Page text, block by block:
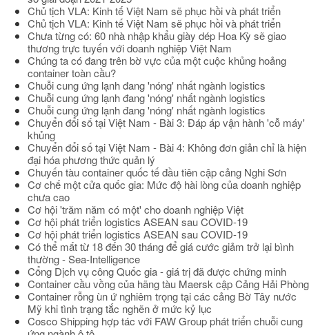
Chủ tịch VLA: Kinh tế Việt Nam sẽ phục hồi và phát triển
Chủ tịch VLA: Kinh tế Việt Nam sẽ phục hồi và phát triển
Chưa từng có: 60 nhà nhập khẩu giày dép Hoa Kỳ sẽ giao
thương trực tuyến với doanh nghiệp Việt Nam
Chúng ta có đang trên bờ vực của một cuộc khủng hoảng
container toàn cầu?
Chuỗi cung ứng lạnh đang 'nóng' nhất ngành logistics
Chuỗi cung ứng lạnh đang 'nóng' nhất ngành logistics
Chuỗi cung ứng lạnh đang 'nóng' nhất ngành logistics
Chuyển đổi số tại Việt Nam - Bài 3: Đáp áp vận hành 'cỗ máy'
khủng
Chuyển đổi số tại Việt Nam - Bài 4: Không đơn giản chỉ là hiện
đại hóa phương thức quản lý
Chuyến tàu container quốc tế đầu tiên cập cảng Nghi Sơn
Cơ chế một cửa quốc gia: Mức độ hài lòng của doanh nghiệp
chưa cao
Cơ hội 'trăm năm có một' cho doanh nghiệp Việt
Cơ hội phát triển logistics ASEAN sau COVID-19
Cơ hội phát triển logistics ASEAN sau COVID-19
Có thể mất từ 18 đến 30 tháng để giá cước giảm trở lại bình
thường - Sea-Intelligence
Cổng Dịch vụ công Quốc gia - giá trị đã được chứng minh
Container cầu vồng của hãng tàu Maersk cập Cảng Hải Phòng
Container rỗng ùn ứ nghiêm trọng tại các cảng Bờ Tây nước
Mỹ khi tình trạng tắc nghẽn ở mức kỷ lục
Cosco Shipping hợp tác với FAW Group phát triển chuỗi cung